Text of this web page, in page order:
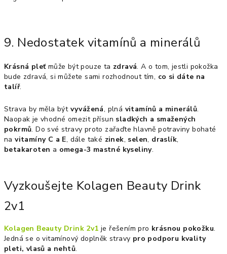
9. Nedostatek vitamínů a minerálů
Krásná pleť může být pouze ta zdravá. A o tom, jestli pokožka
bude zdravá, si můžete sami rozhodnout tím, co si dáte na
talíř.
Strava by měla být vyvážená, plná vitamínů a minerálů.
Naopak je vhodné omezit přísun sladkých a smažených
pokrmů. Do své stravy proto zařaďte hlavně potraviny bohaté
navitamíny C a E, dále také zinek, selen, draslík,
betakaroten a omega-3 mastné kyseliny.
Vyzkoušejte Kolagen Beauty Drink
2v1
Kolagen Beauty Drink 2v1 je řešením pro krásnou pokožku.
Jedná se o vitamínový doplněk stravy pro podporu kvality
pleti, vlasů a nehtů.